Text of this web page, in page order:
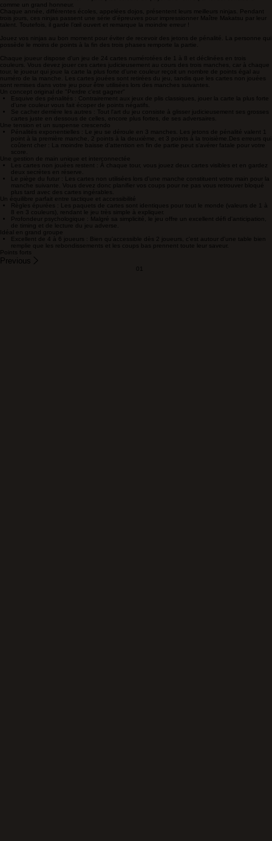
Accueil Catalogue de Jeux Contactez-nous
De l'auteur connu: Dr Reiner Knizia
comme un grand honneur.
Chaque année, différentes écoles, appelées dojos, présentent leurs meilleurs ninjas. Pendant
trois jours, ces ninjas passent une série d’épreuves pour impressionner Maître Makatsu par leur
talent. Toutefois, il garde l’œil ouvert et remarque la moindre erreur !
Jouez vos ninjas au bon moment pour éviter de recevoir des jetons de pénalité. La personne qui
possède le moins de points à la fin des trois phases remporte la partie.
Chaque joueur dispose d'un jeu de 24 cartes numérotées de 1 à 8 et déclinées en trois
couleurs. Vous devez jouer ces cartes judicieusement au cours des trois manches, car à chaque
tour, le joueur qui joue la carte la plus forte d'une couleur reçoit un nombre de points égal au
numéro de la manche. Les cartes jouées sont retirées du jeu, tandis que les cartes non jouées
sont remises dans votre jeu pour être utilisées lors des manches suivantes.
Un concept original de "Perdre c'est gagner"
Esquive des pénalités : Contrairement aux jeux de plis classiques, jouer la carte la plus forte
d'une couleur vous fait écoper de points négatifs.
Se cacher derrière les autres : Tout l'art du jeu consiste à glisser judicieusement ses grosses
cartes juste en dessous de celles, encore plus fortes, de ses adversaires.
Une tension et un suspense crescendo
Pénalités exponentielles : Le jeu se déroule en 3 manches. Les jetons de pénalité valent 1
point à la première manche, 2 points à la deuxième, et 3 points à la troisième.Des erreurs qui
coûtent cher : La moindre baisse d'attention en fin de partie peut s'avérer fatale pour votre
score.
Une gestion de main unique et interconnectée
Les cartes non jouées restent : À chaque tour, vous jouez deux cartes visibles et en gardez
deux secrètes en réserve.
Le piège du futur : Les cartes non utilisées lors d'une manche constituent votre main pour la
manche suivante. Vous devez donc planifier vos coups pour ne pas vous retrouver bloqué
plus tard avec des cartes ingérables.
Un équilibre parfait entre tactique et accessibilité
Règles épurées : Les paquets de cartes sont identiques pour tout le monde (valeurs de 1 à
8 en 3 couleurs), rendant le jeu très simple à expliquer.